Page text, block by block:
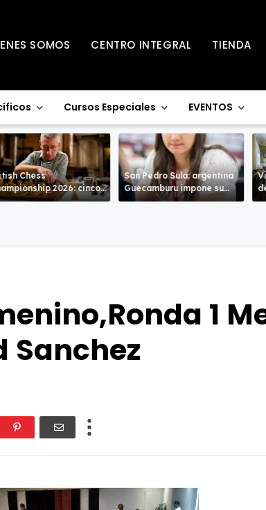
SOMOS CENTRO INTEGRAL TIENDA
Cursos Especiales EVENTOS
Chess
2026: cinco
entran en la recta
San Pedro Sula: argentina
Guecamburu impone su
poderío.
de
1
Sanchez